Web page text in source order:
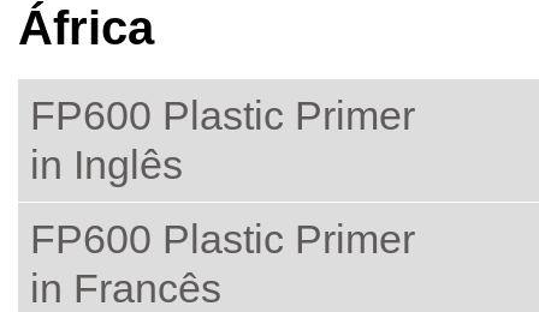
África
FP600 Plastic Primer
in Inglês
FP600 Plastic Primer
in Francês